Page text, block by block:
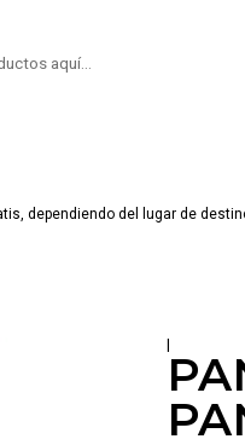
dependiendo del lugar de
|